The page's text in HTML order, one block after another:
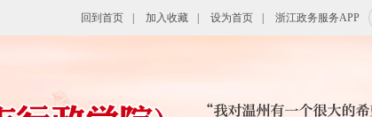
回到首页 加入收藏 设为首页 浙江政务服务APP